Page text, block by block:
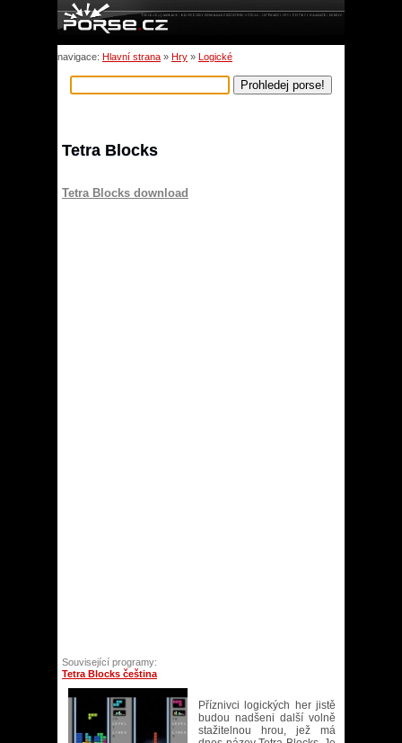
navigace: Hlavní strana » Hry » Logické
Tetra Blocks
Tetra Blocks download
Související programy:
Tetra Blocks čeština
Příznivci logických her jistě
budou nadšeni další volně
stažitelnou hrou, jež má